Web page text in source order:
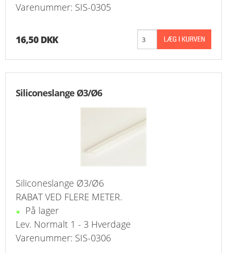
VILKÅR
FAQ
KUNDECENTER
LOG UD
Varenummer: SIS-0305
16,50 DKK
Siliconeslange Ø3/Ø6
Siliconeslange Ø3/Ø6
RABAT VED FLERE METER.
På lager
Lev. Normalt 1 - 3 Hverdage
Varenummer: SIS-0306